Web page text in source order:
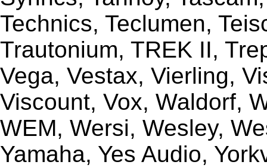
Technics, Teclumen,
Trautonium, TREK II,
Vega, Vestax, Vierling,
Viscount, Vox, Waldorf,
WEM, Wersi, Wesley,
Yamaha, Yes Audio,